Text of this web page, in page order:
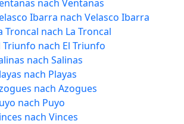
nach Ventanas
Ibarra nach Velasco Ibarra
Troncal nach La Troncal
Triunfo nach El Triunfo
nach Salinas
nach Playas
nach Azogues
nach Puyo
nach Vinces